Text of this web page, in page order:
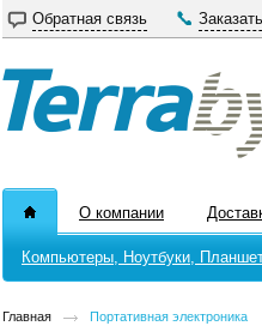
Обратная связь
О компании
Компьютеры, Ноутбуки,
Главная Портативная электроника